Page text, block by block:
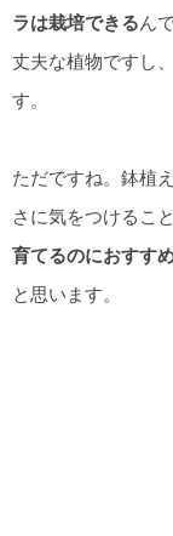
ラは栽培できるん
丈夫な植物ですし
す。
ただですね。鉢植
さに気をつけるこ
育てるのにおすす
と思います。